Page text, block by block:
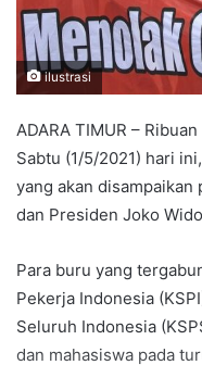
ilustrasi
ADARA TIMUR –
Sabtu (1/5/2021) hari
yang akan disampaikan
dan Presiden Joko
Para buru yang
Pekerja Indonesia
Seluruh Indonesia
dan mahasiswa pada